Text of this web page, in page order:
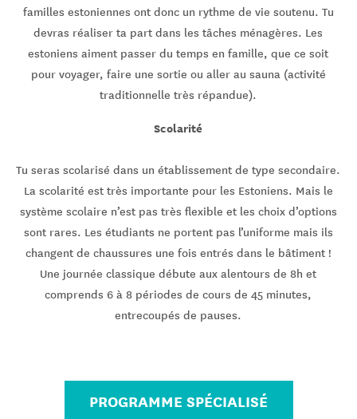
familles estoniennes ont donc un rythme de vie soutenu. Tu
devras réaliser ta part dans les tâches ménagères. Les
estoniens aiment passer du temps en famille, que ce soit
pour voyager, faire une sortie ou aller au sauna (activité
traditionnelle très répandue).
Scolarité
Tu seras scolarisé dans un établissement de type secondaire.
La scolarité est très importante pour les Estoniens. Mais le
système scolaire n’est pas très flexible et les choix d’options
sont rares. Les étudiants ne portent pas l’uniforme mais ils
changent de chaussures une fois entrés dans le bâtiment !
Une journée classique débute aux alentours de 8h et
comprends 6 à 8 périodes de cours de 45 minutes,
entrecoupés de pauses.
PROGRAMME SPÉCIALISÉ